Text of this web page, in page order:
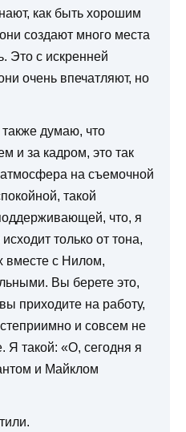
как быть хорошим
создают много места
Это с искренней
очень впечатляют, но
думаю, что
и за кадром, это так
на съемочной
такой
что, я
только от тона,
вместе с Нилом,
Вы берете это,
приходите на работу,
и совсем не
Я такой: «О, сегодня я
и Майклом